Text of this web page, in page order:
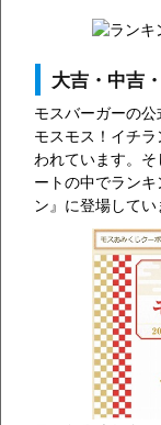
大吉・中吉
モスバーガーの
モスモス！イチ
われています。
ートの中でラン
ン』に登場してい